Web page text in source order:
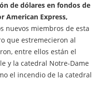
de dólares en fondos de
American Express,
nuevos miembros de esta
que estremecieron al
entre ellos están el
y la catedral Notre-Dame
el incendio de la catedral